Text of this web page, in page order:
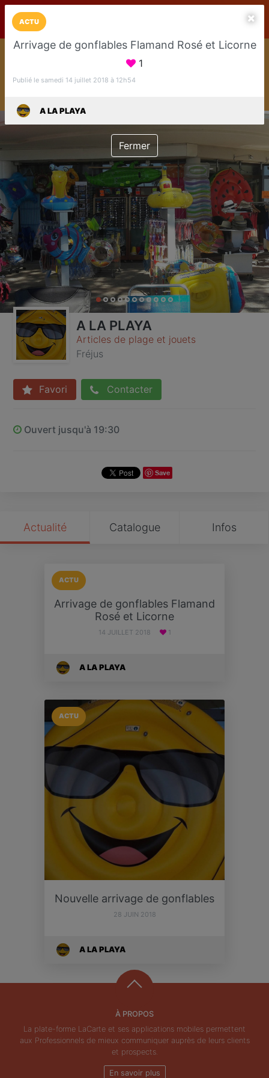
LaCarte Play Store
Installez l'App LaCarte
Téléchargez gratuitement l'app LaCarte pour suivre vos
A LA PLAYA
Articles de plage et jouets
Fréjus
Favori Contacter
Ouvert jusqu'à 19:30
Save
Actualité Catalogue Infos
ACTU
Arrivage de gonflables Flamand
Rosé et Licorne
14 JUILLET 2018 1
A LA PLAYA
ACTU
Nouvelle arrivage de gonflables
28 JUIN 2018
A LA PLAYA
À PROPOS
La plate-forme LaCarte et ses applications mobiles permettent
aux Professionnels de mieux communiquer auprès de leurs clients
et prospects.
En savoir plus
ACTU
Arrivage de gonflables Flamand Rosé et Licorne
1
Publié le samedi 14 juillet 2018 à 12h54
A LA PLAYA
Fermer